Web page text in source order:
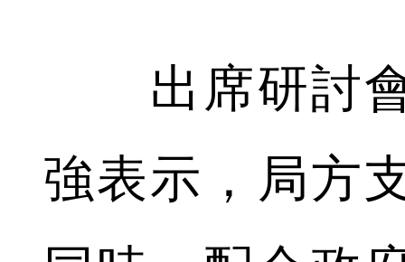
出席研討會
強表示，局方